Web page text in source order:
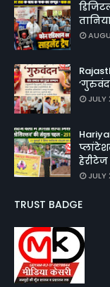
हेरीटेज
TRUST BADGE